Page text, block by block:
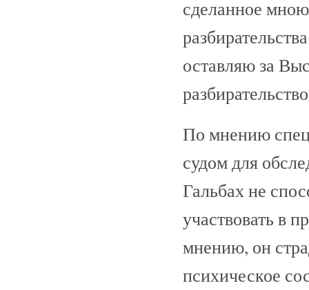
сделанное
оставляю за
По мнению
судом для
Гальбах не
участвовать в
мнению, он
психическое